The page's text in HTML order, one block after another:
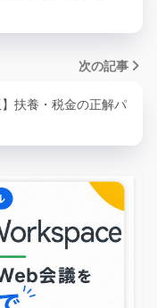
次の記事
扶養・税金の正解パ